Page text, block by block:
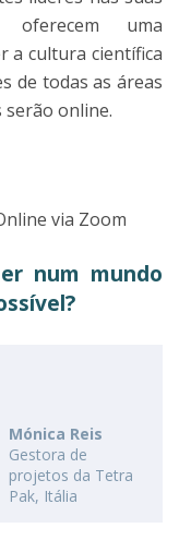
oferecem uma
a cultura científica
de todas as áreas
serão online.
via Zoom
num mundo
Mónica Reis
Gestora de
projetos da Tetra
Pak, Itália